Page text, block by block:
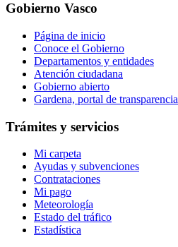
Gobierno Vasco
Página de inicio
Conoce el Gobierno
Departamentos y entidades
Atención ciudadana
Gobierno abierto
Gardena, portal de transparencia
Trámites y servicios
Mi carpeta
Ayudas y subvenciones
Contrataciones
Mi pago
Meteorología
Estado del tráfico
Estadística